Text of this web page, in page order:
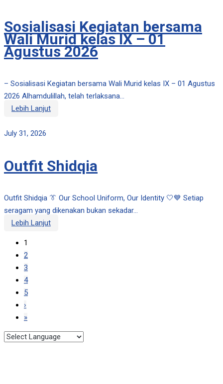
Sosialisasi Kegiatan bersama
Wali Murid kelas IX – 01
Agustus 2026
– Sosialisasi Kegiatan bersama Wali Murid kelas IX – 01 Agustus
2026 Alhamdulillah, telah terlaksana...
Lebih Lanjut
July 31, 2026
Outfit Shidqia
Outfit Shidqia 👔 Our School Uniform, Our Identity 🤍💙 Setiap
seragam yang dikenakan bukan sekadar...
Lebih Lanjut
1
2
3
4
5
›
»